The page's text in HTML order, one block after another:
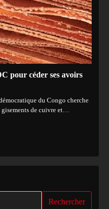
pour céder ses avoirs
du Congo cherche
de cuivre et…
Rechercher